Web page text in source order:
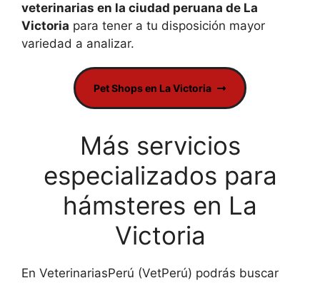
veterinarias en la ciudad peruana de La
Victoria para tener a tu disposición mayor
variedad a analizar.
Pet Shops en La Victoria
Más servicios
especializados para
hámsteres en La
Victoria
En VeterinariasPerú (VetPerú) podrás buscar